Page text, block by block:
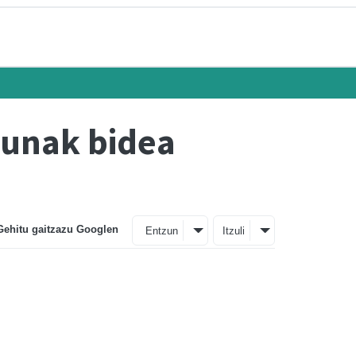
bidea
gaitzazu Googlen Entzun Itzuli